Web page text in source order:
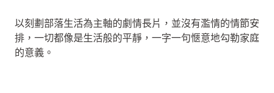
以刻劃部落生活為主軸的劇情長片，並沒有濫情的情節安
排，一切都像是生活般的平靜，一字一句愜意地勾勒家庭
的意義。